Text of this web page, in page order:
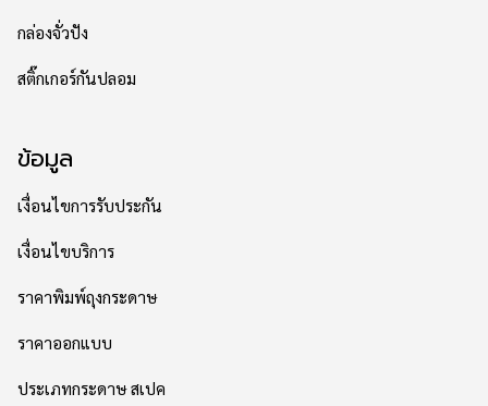
กล่องจั่วปัง
สติ๊กเกอร์กันปลอม
ข้อมูล
เงื่อนไขการรับประกัน
เงื่อนไขบริการ
ราคาพิมพ์ถุงกระดาษ
ราคาออกแบบ
ประเภทกระดาษ สเปค